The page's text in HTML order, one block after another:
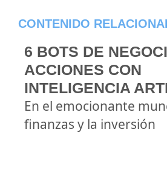
CONTENIDO
6 BOTS DE
ACCIONES CON
INTELIGENCIA
En el emocionante
finanzas y la inversión